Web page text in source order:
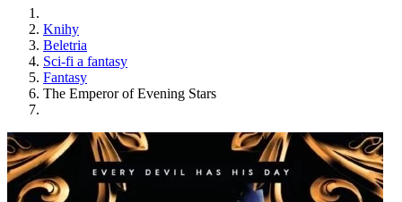
Knihy
Beletria
Sci-fi a fantasy
Fantasy
The Emperor of Evening Stars